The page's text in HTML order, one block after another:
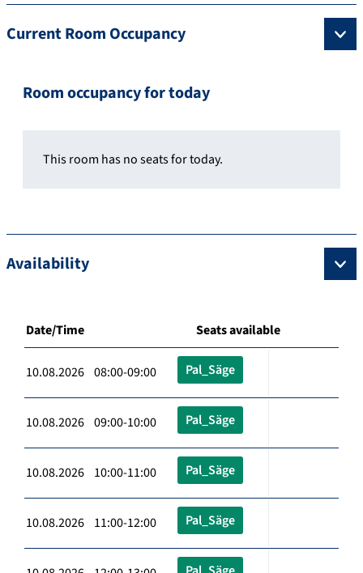
Current Room Occupancy
Room occupancy for today
This room has no seats for today.
Availability
Date/Time Seats available
10.08.2026 08:00-09:00 Pal_Säge
10.08.2026 09:00-10:00 Pal_Säge
10.08.2026 10:00-11:00 Pal_Säge
10.08.2026 11:00-12:00 Pal_Säge